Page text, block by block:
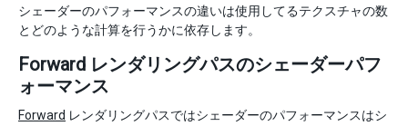
シェーダーのパフォーマンスの違いは使用してるテクスチャの数
とどのような計算を行うかに依存します。
Forward レンダリングパスのシェーダーパフ
ォーマンス
Forward レンダリングパスではシェーダーのパフォーマンスはシ